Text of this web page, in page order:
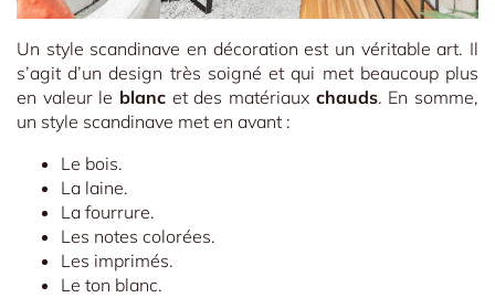
Un style scandinave en décoration est un véritable art. Il
s’agit d’un design très soigné et qui met beaucoup plus
en valeur le blanc et des matériaux chauds. En somme,
un style scandinave met en avant :
Le bois.
La laine.
La fourrure.
Les notes colorées.
Les imprimés.
Le ton blanc.